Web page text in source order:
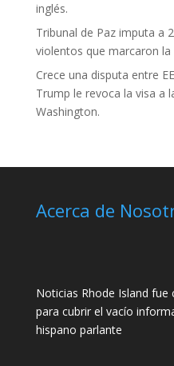
inglés.
Tribunal de Paz imputa a
violentos que marcaron
Crece una disputa entre
Trump le revoca la visa a
Washington.
Acerca de
Noticias Rhode Island fue
para cubrir el vacío
hispano parlante